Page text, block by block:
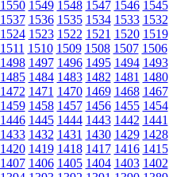
1550 1549 1548 1547 1546 1545
1537 1536 1535 1534 1533 1532
1524 1523 1522 1521 1520 1519
1511 1510 1509 1508 1507 1506
1498 1497 1496 1495 1494 1493
1485 1484 1483 1482 1481 1480
1472 1471 1470 1469 1468 1467
1459 1458 1457 1456 1455 1454
1446 1445 1444 1443 1442 1441
1433 1432 1431 1430 1429 1428
1420 1419 1418 1417 1416 1415
1407 1406 1405 1404 1403 1402